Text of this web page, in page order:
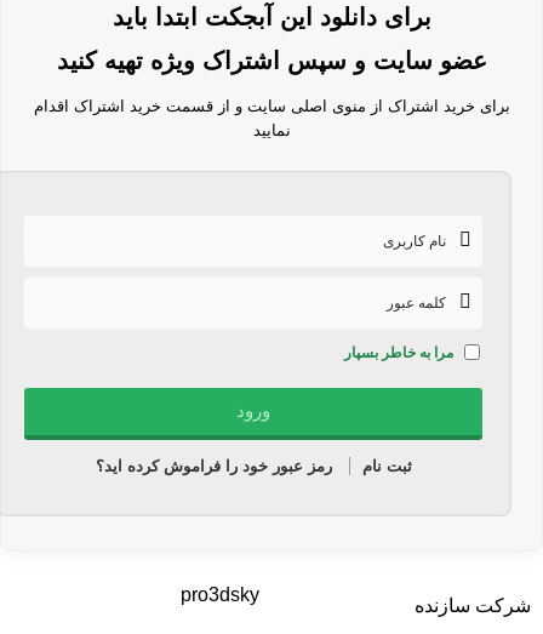
برای دانلود این آبجکت ابتدا باید
عضو سایت و سپس اشتراک ویژه تهیه کنید
برای خرید اشتراک از منوی اصلی سایت و از قسمت خرید اشتراک اقدام
نمایید
مرا به خاطر بسپار
ثبت نام رمز عبور خود را فراموش کرده اید؟
شرکت سازنده
pro3dsky